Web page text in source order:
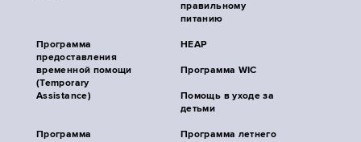
правильному
питанию
Программа
предоставления
временной помощи
(Temporary
Assistance)
HEAP
Программа WIC
Помощь в уходе за
детьми
Программа
Программа летнего